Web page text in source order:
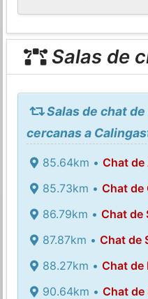
Salas de
Salas de chat
cercanas a
85.64km • Chat de
85.73km • Chat de
86.79km • Chat de
87.87km • Chat de
88.27km • Chat de
90.64km • Chat de